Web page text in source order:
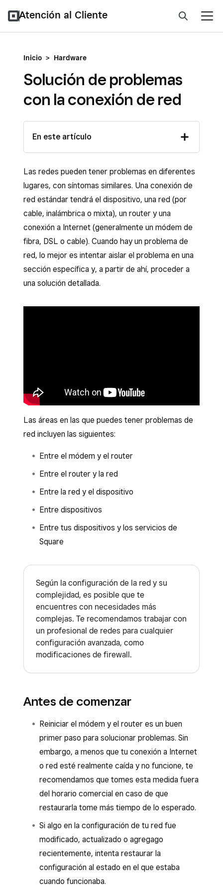
Atención al Cliente
Inicio > Hardware
Solución de problemas
con la conexión de red
En este artículo
Las redes pueden tener problemas en diferentes
lugares, con síntomas similares. Una conexión de
red estándar tendrá el dispositivo, una red (por
cable, inalámbrica o mixta), un router y una
conexión a Internet (generalmente un módem de
fibra, DSL o cable). Cuando hay un problema de
red, lo mejor es intentar aislar el problema en una
sección específica y, a partir de ahí, proceder a
una solución detallada.
Las áreas en las que puedes tener problemas de
red incluyen las siguientes:
Entre el módem y el router
Entre el router y la red
Entre la red y el dispositivo
Entre dispositivos
Entre tus dispositivos y los servicios de
Square
Según la configuración de la red y su
complejidad, es posible que te
encuentres con necesidades más
complejas. Te recomendamos trabajar con
un profesional de redes para cualquier
configuración avanzada, como
modificaciones de firewall.
Antes de comenzar
Reiniciar el módem y el router es un buen
primer paso para solucionar problemas. Sin
embargo, a menos que tu conexión a Internet
o red esté realmente caída y no funcione, te
recomendamos que tomes esta medida fuera
del horario comercial en caso de que
restaurarla tome más tiempo de lo esperado.
Si algo en la configuración de tu red fue
modificado, actualizado o agregago
recientemente, intenta restaurar la
configuración al estado en el que estaba
cuando funcionaba.